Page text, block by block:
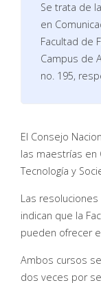
Se trata de
en
Facultad de
Campus de
no. 195,
El Consejo
las maestrías en
Tecnología y
Las
indican que la
pueden ofrecer
Ambos cursos
dos veces por